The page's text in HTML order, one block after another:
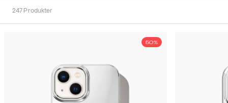
247Produkter
Sortera på:
Rekommenderat
50%